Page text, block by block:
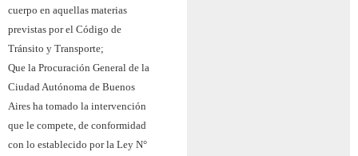
cuerpo en aquellas materias
previstas por el Código de
Tránsito y Transporte;
Que la Procuración General de la
Ciudad Autónoma de Buenos
Aires ha tomado la intervención
que le compete, de conformidad
con lo establecido por la Ley N°